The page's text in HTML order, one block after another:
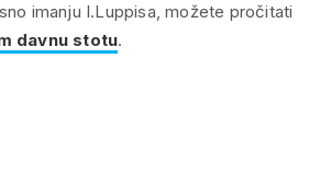
imanju I.Luppisa, možete pročitati
davnu stotu.